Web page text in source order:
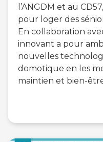
l’ANGDM et au
pour loger des
En collaboration
innovant a pour
nouvelles
domotique en les
maintien et bien-